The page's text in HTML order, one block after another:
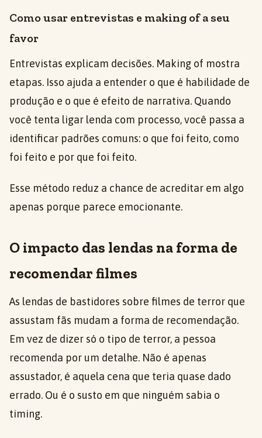
Como usar entrevistas e making of a seu
favor
Entrevistas explicam decisões. Making of mostra
etapas. Isso ajuda a entender o que é habilidade de
produção e o que é efeito de narrativa. Quando
você tenta ligar lenda com processo, você passa a
identificar padrões comuns: o que foi feito, como
foi feito e por que foi feito.
Esse método reduz a chance de acreditar em algo
apenas porque parece emocionante.
O impacto das lendas na forma de
recomendar filmes
As lendas de bastidores sobre filmes de terror que
assustam fãs mudam a forma de recomendação.
Em vez de dizer só o tipo de terror, a pessoa
recomenda por um detalhe. Não é apenas
assustador, é aquela cena que teria quase dado
errado. Ou é o susto em que ninguém sabia o
timing.